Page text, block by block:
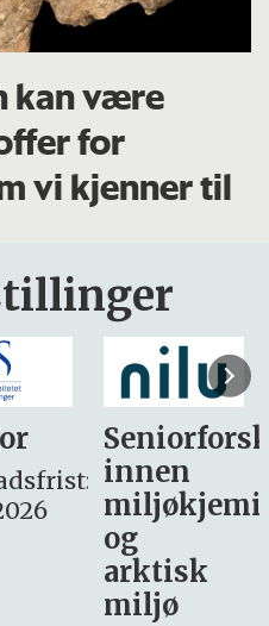
kan være
for
vi kjenner til
søker
– fast
Søknadsfrist:
16. august.